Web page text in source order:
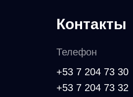
Контакты
Телефон
+53 7 204 73 30
+53 7 204 73 32